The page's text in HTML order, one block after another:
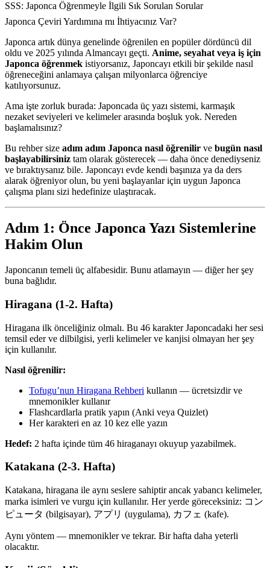
SSS: Japonca Öğrenmeyle İlgili Sık Sorulan Sorular
Japonca Çeviri Yardımına mı İhtiyacınız Var?
Japonca artık dünya genelinde öğrenilen en popüler dördüncü dil
oldu ve 2025 yılında Almancayı geçti. Anime, seyahat veya iş için
Japonca öğrenmek istiyorsanız, Japoncayı etkili bir şekilde nasıl
öğreneceğini anlamaya çalışan milyonlarca öğrenciye
katılıyorsunuz.
Ama işte zorluk burada: Japoncada üç yazı sistemi, karmaşık
nezaket seviyeleri ve kelimeler arasında boşluk yok. Nereden
başlamalısınız?
Bu rehber size adım adım Japonca nasıl öğrenilir ve bugün nasıl
başlayabilirsiniz tam olarak gösterecek — daha önce denediyseniz
ve bıraktıysanız bile. Japoncayı evde kendi başınıza ya da ders
alarak öğreniyor olun, bu yeni başlayanlar için uygun Japonca
çalışma planı sizi hedefinize ulaştıracak.
Adım 1: Önce Japonca Yazı Sistemlerine
Hakim Olun
Japoncanın temeli üç alfabesidir. Bunu atlamayın — diğer her şey
buna bağlıdır.
Hiragana (1-2. Hafta)
Hiragana ilk önceliğiniz olmalı. Bu 46 karakter Japoncadaki her sesi
temsil eder ve dilbilgisi, yerli kelimeler ve kanjisi olmayan her şey
için kullanılır.
Nasıl öğrenilir:
Tofugu’nun Hiragana Rehberi kullanın — ücretsizdir ve
mnemonikler kullanır
Flashcardlarla pratik yapın (Anki veya Quizlet)
Her karakteri en az 10 kez elle yazın
Hedef: 2 hafta içinde tüm 46 hiraganayı okuyup yazabilmek.
Katakana (2-3. Hafta)
Katakana, hiragana ile aynı seslere sahiptir ancak yabancı kelimeler,
marka isimleri ve vurgu için kullanılır. Her yerde göreceksiniz: コン
ピュータ (bilgisayar), アプリ (uygulama), カフェ (kafe).
Aynı yöntem — mnemonikler ve tekrar. Bir hafta daha yeterli
olacaktır.